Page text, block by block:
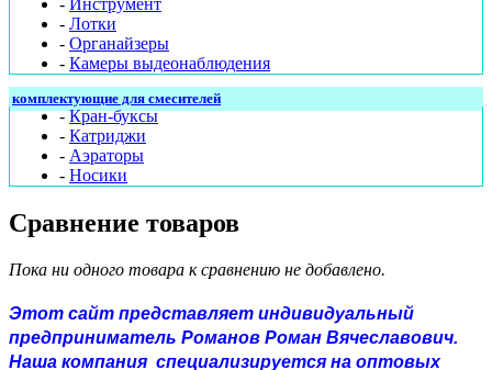
-Инструмент
- Лотки
- Органайзеры
- Камеры выдеонаблюдения
комплектующие для смесителей
-Кран-буксы
- Катриджи
- Аэраторы
- Носики
Сравнение товаров
Пока ни одного товара к сравнению не добавлено.
Этот сайт представляет индивидуальный
предприниматель Романов Роман Вячеславович.
Наша компания специализируется на оптовых